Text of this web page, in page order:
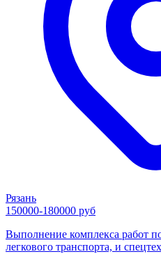
Рязань
150000-180000 руб
Выполнение комплекса работ
легкового транспорта, и